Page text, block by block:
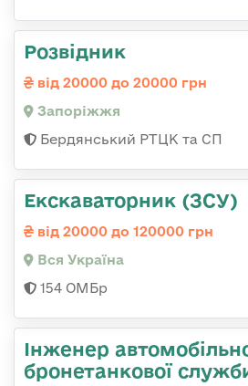
Розвідник
від 20000 до 20000 грн
Запоріжжя
Бердянський РТЦК та СП
Екскаваторник (ЗСУ)
від 20000 до 120000 грн
Вся Україна
154 ОМБр
Інженер
бронетанкової